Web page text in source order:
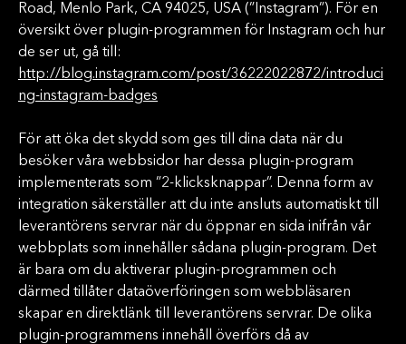
Road, Menlo Park, CA 94025, USA (”Instagram”). För en
översikt över plugin-programmen för Instagram och hur
de ser ut, gå till:
http://blog.instagram.com/post/36222022872/introduci
ng-instagram-badges
För att öka det skydd som ges till dina data när du
besöker våra webbsidor har dessa plugin-program
implementerats som ”2-klicksknappar”. Denna form av
integration säkerställer att du inte ansluts automatiskt till
leverantörens servrar när du öppnar en sida inifrån vår
webbplats som innehåller sådana plugin-program. Det
är bara om du aktiverar plugin-programmen och
därmed tillåter dataöverföringen som webbläsaren
skapar en direktlänk till leverantörens servrar. De olika
plugin-programmens innehåll överförs då av